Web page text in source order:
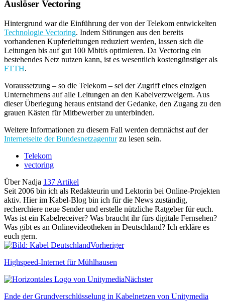
Auslöser Vectoring
Hintergrund war die Einführung der von der Telekom entwickelten
Technologie Vectoring. Indem Störungen aus den bereits
vorhandenen Kupferleitungen reduziert werden, lassen sich die
Leitungen bis auf gut 100 Mbit/s optimieren. Da Vectoring ein
bestehendes Netz nutzen kann, ist es wesentlich kostengünstiger als
FTTH.
Voraussetzung – so die Telekom – sei der Zugriff eines einzigen
Unternehmens auf alle Leitungen an den Kabelverzweigern. Aus
dieser Überlegung heraus entstand der Gedanke, den Zugang zu den
grauen Kästen für Mitbewerber zu unterbinden.
Weitere Informationen zu diesem Fall werden demnächst auf der
Internetseite der Bundesnetzagenturzu lesen sein.
Telekom
vectoring
Über Nadja 137 Artikel
Seit 2006 bin ich als Redakteurin und Lektorin bei Online-Projekten
aktiv. Hier im Kabel-Blog bin ich für die News zuständig,
recherchiere neue Sender und erstelle nützliche Ratgeber für euch.
Was ist ein Kabelreceiver? Was braucht ihr fürs digitale Fernsehen?
Was gibt es an Onlinevideotheken in Deutschland? Ich erkläre es
euch gern.
Vorheriger
Highspeed-Internet für Mühlhausen
Nächster
Ende der Grundverschlüsselung in Kabelnetzen von Unitymedia